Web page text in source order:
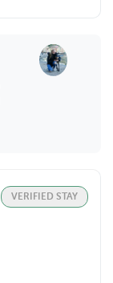
VERIFIED STAY